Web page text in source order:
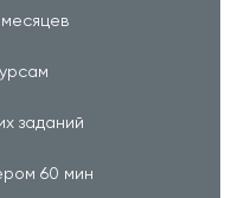
заданий
60 мин